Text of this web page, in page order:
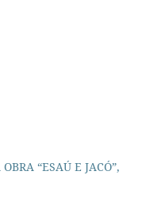
“ESAÚ E JACÓ”,